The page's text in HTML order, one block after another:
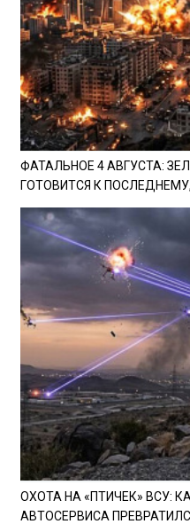
ФАТАЛЬНОЕ 4 АВГУСТА:
ГОТОВИТСЯ К
ОХОТА НА «ПТИЧЕК» ВСУ:
АВТОСЕРВИСА